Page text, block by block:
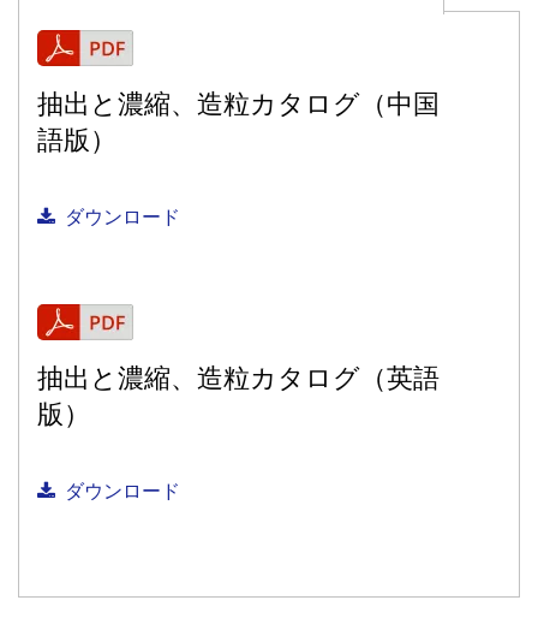
抽出と濃縮、造粒カタログ（中国
語版）
ダウンロード
抽出と濃縮、造粒カタログ（英語
版）
ダウンロード